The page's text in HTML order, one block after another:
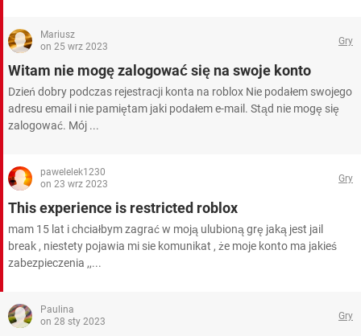
Mariusz
on 25 wrz 2023
Gry
Witam nie mogę zalogować się na swoje konto
Dzień dobry podczas rejestracji konta na roblox Nie podałem swojego
adresu email i nie pamiętam jaki podałem e-mail. Stąd nie mogę się
zalogować. Mój ...
pawelelek1230
on 23 wrz 2023
Gry
This experience is restricted roblox
mam 15 lat i chciałbym zagrać w moją ulubioną grę jaką jest jail
break , niestety pojawia mi sie komunikat , że moje konto ma jakieś
zabezpieczenia ,,...
Paulina
on 28 sty 2023
Gry